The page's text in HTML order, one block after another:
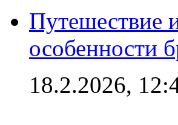
Путешествие
особенности
18.2.2026,